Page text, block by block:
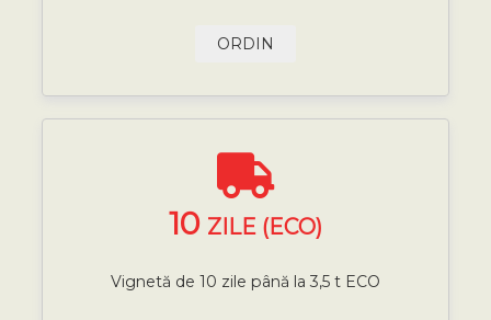
ORDIN
10 ZILE (ECO)
Vignetă de 10 zile până la 3,5 t ECO